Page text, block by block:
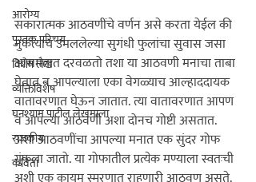
आरोग्य
पुस्तक परिचय
विशेष लेख
व्यक्तिविशेष
घनश्याम पाटील लेखमाला
राजकीय
कविता
सकारात्मक आठवणींचे वर्णन असे करता येईल की
नुकत्याच उमललेल्या सुगंधी फुलांचा सुवास जसा
आसमंतात दरवळतो तशा या आठवणी मनाचा ताबा
घेतात व आपल्याला एका वेगळ्याच आल्हाददायक
वातावरणात घेऊन जातात. त्या वातावरणात आपण
व आपल्या आठवणी अशा दोनच गोष्टी असतात.
अशा आठवणींचा आपल्या मनात एक सुंदर गोफ
गुंफला जातो. या गोफातील प्रत्येक मण्याला स्वतःची